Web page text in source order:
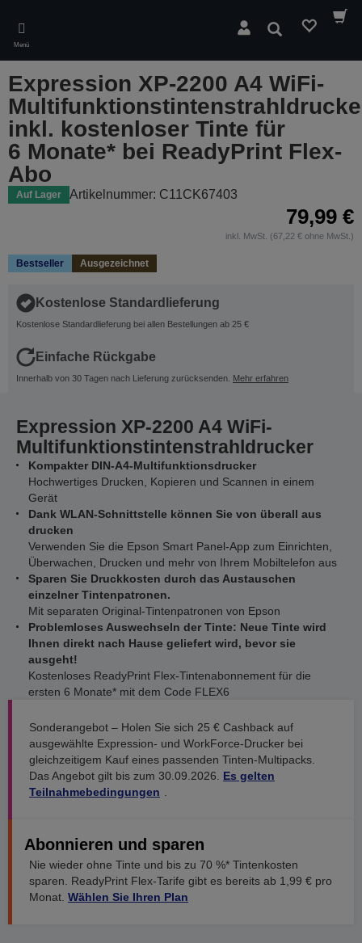
main
content
Menü
Suchen
Expression XP-2200 A4 WiFi-
inkl. kostenloser Tinte für
6 Monate* bei ReadyPrint Flex-
Abo
Auf Lager Artikelnummer: C11CK67403
79,99 €
inkl. MwSt. (67,22 € ohne MwSt.)
Bestseller Ausgezeichnet
Kostenlose Standardlieferung
Kostenlose Standardlieferung bei allen Bestellungen ab 25 €
Einfache Rückgabe
Innerhalb von 30 Tagen nach Lieferung zurücksenden. Mehr erfahren
Expression XP-2200 A4 WiFi-
Multifunktionstintenstrahldrucker
Kompakter DIN-A4-Multifunktionsdrucker
Hochwertiges Drucken, Kopieren und Scannen in einem
Gerät
Dank WLAN-Schnittstelle können Sie von überall aus
drucken
Verwenden Sie die Epson Smart Panel-App zum Einrichten,
Überwachen, Drucken und mehr von Ihrem Mobiltelefon aus
Sparen Sie Druckkosten durch das Austauschen
einzelner Tintenpatronen.
Mit separaten Original-Tintenpatronen von Epson
Problemloses Auswechseln der Tinte: Neue Tinte wird
Ihnen direkt nach Hause geliefert wird, bevor sie
ausgeht!
Kostenloses ReadyPrint Flex-Tintenabonnement für die
ersten 6 Monate* mit dem Code FLEX6
Sonderangebot – Holen Sie sich 25 € Cashback auf
ausgewählte Expression- und WorkForce-Drucker bei
gleichzeitigem Kauf eines passenden Tinten-Multipacks.
Das Angebot gilt bis zum 30.09.2026. Es gelten
Teilnahmebedingungen
Abonnieren und sparen
Nie wieder ohne Tinte und bis zu 70 %* Tintenkosten
sparen. ReadyPrint Flex-Tarife gibt es bereits ab 1,99 € pro
Monat. Wählen Sie Ihren Plan